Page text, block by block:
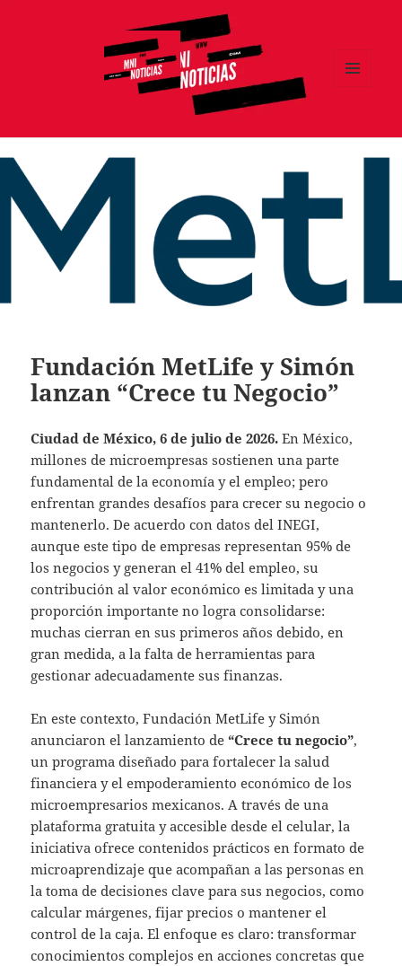
Fundación MetLife y Simón
lanzan “Crece tu Negocio”
Ciudad de México, 6 de julio de 2026.En México,
millones de microempresas sostienen una parte
fundamental de la economía y el empleo; pero
enfrentan grandes desafíos para crecer su negocio o
mantenerlo. De acuerdo con datos del INEGI,
aunque este tipo de empresas representan 95% de
los negocios y generan el 41% del empleo, su
contribución al valor económico es limitada y una
proporción importante no logra consolidarse:
muchas cierran en sus primeros años debido, en
gran medida, a la falta de herramientas para
gestionar adecuadamente sus finanzas.
En este contexto, Fundación MetLife y Simón
anunciaron el lanzamiento de“Crece tu negocio”,
un programa diseñado para fortalecer la salud
financiera y el empoderamiento económico de los
microempresarios mexicanos. A través de una
plataforma gratuita y accesible desde el celular, la
iniciativa ofrece contenidos prácticos en formato de
microaprendizaje que acompañan a las personas en
la toma de decisiones clave para sus negocios, como
calcular márgenes, fijar precios o mantener el
control de la caja. El enfoque es claro: transformar
conocimientos complejos en acciones concretas que